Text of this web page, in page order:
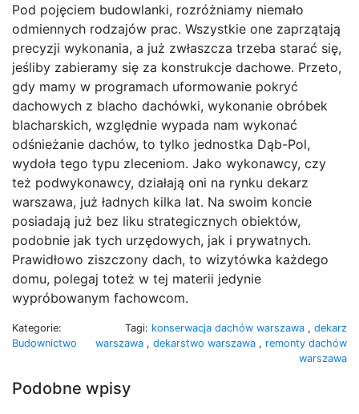
Pod pojęciem budowlanki, rozróżniamy niemało
odmiennych rodzajów prac. Wszystkie one zaprzątają
precyzji wykonania, a już zwłaszcza trzeba starać się,
jeśliby zabieramy się za konstrukcje dachowe. Przeto,
gdy mamy w programach uformowanie pokryć
dachowych z blacho dachówki, wykonanie obróbek
blacharskich, względnie wypada nam wykonać
odśnieżanie dachów, to tylko jednostka Dąb-Pol,
wydoła tego typu zleceniom. Jako wykonawcy, czy
też podwykonawcy, działają oni na rynku dekarz
warszawa, już ładnych kilka lat. Na swoim koncie
posiadają już bez liku strategicznych obiektów,
podobnie jak tych urzędowych, jak i prywatnych.
Prawidłowo ziszczony dach, to wizytówka każdego
domu, polegaj toteż w tej materii jedynie
wypróbowanym fachowcom.
Kategorie:
Budownictwo
Tagi: konserwacja dachów warszawa , dekarz
warszawa , dekarstwo warszawa , remonty dachów
warszawa
Podobne wpisy